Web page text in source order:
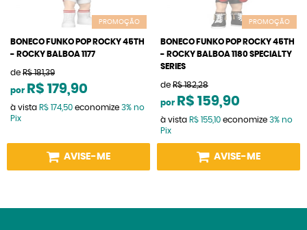
PROMOÇÃO
BONECO FUNKO POP ROCKY 45TH
- ROCKY BALBOA 1177
de R$ 181,39
por R$ 179,90
à vista R$ 174,50 economize 3% no
Pix
AVISE-ME
PROMOÇÃO
BONECO FUNKO POP ROCKY 45TH
- ROCKY BALBOA 1180 SPECIALTY
SERIES
de R$ 182,28
por R$ 159,90
à vista R$ 155,10 economize 3% no
Pix
AVISE-ME